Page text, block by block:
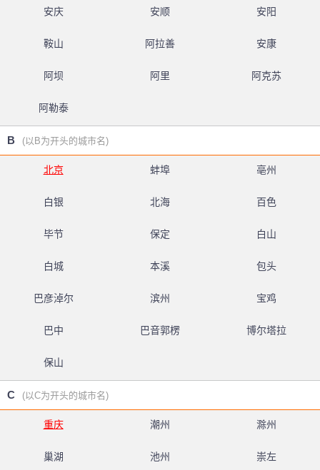
安庆 安顺 安阳
鞍山 阿拉善 安康
阿坝 阿里 阿克苏
阿勒泰
B (以B为开头的城市名)
北京 蚌埠 亳州
白银 北海 百色
毕节 保定 白山
白城 本溪 包头
巴彦淖尔 滨州 宝鸡
巴中 巴音郭楞 博尔塔拉
保山
C (以C为开头的城市名)
重庆 潮州 滁州
巢湖 池州 崇左